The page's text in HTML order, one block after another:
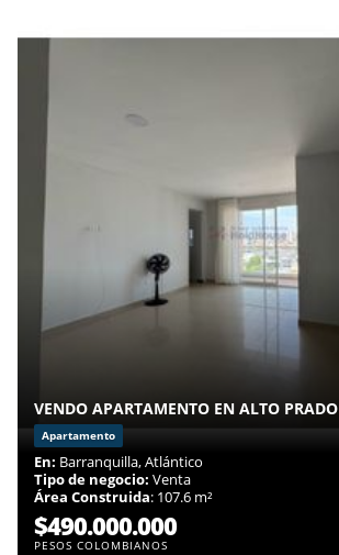
VENDO APARTAMENTO EN ALTO PRADO
Apartamento
En: Barranquilla, Atlántico
Tipo de negocio: Venta
Área Construida: 107.6 m²
$490.000.000
PESOS COLOMBIANOS